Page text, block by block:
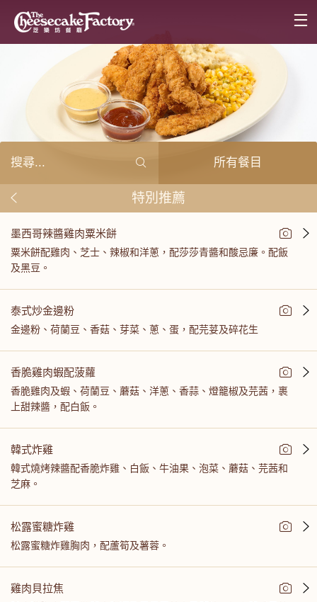
所有餐目
特別推薦
墨西哥辣醬雞肉粟米餅
粟米餅配雞肉、芝士、辣椒和洋蔥，配莎莎青醬和酸忌廉。配飯
及黑豆。
泰式炒金邊粉
金邊粉、荷蘭豆、香菇、芽菜、蔥、蛋，配芫荽及碎花生
香脆雞肉蝦配菠蘿
香脆雞肉及蝦、荷蘭豆、蘑菇、洋蔥、香蒜、燈籠椒及芫茜，裹
上甜辣醬，配白飯。
韓式炸雞
韓式燒烤辣醬配香脆炸雞、白飯、牛油果、泡菜、蘑菇、芫茜和
芝麻。
松露蜜糖炸雞
松露蜜糖炸雞胸肉，配蘆筍及薯蓉。
雞肉貝拉焦